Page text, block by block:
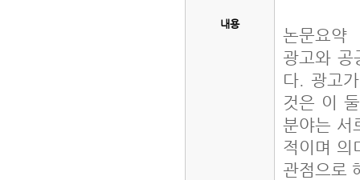
내용
논문요약
광고와
다. 광고
것은 이
분야는 서
적이며 의
관점으로